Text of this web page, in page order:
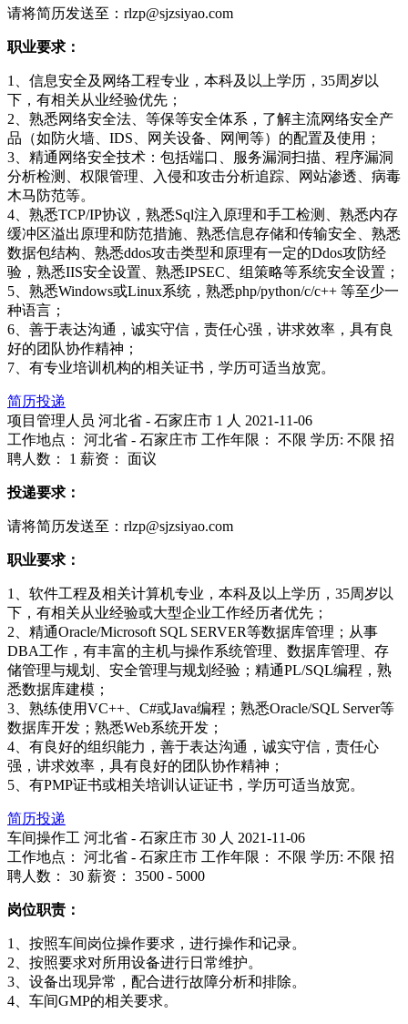
请将简历发送至：rlzp@sjzsiyao.com
职业要求：
1、信息安全及网络工程专业，本科及以上学历，35周岁以
下，有相关从业经验优先；
2、熟悉网络安全法、等保等安全体系，了解主流网络安全产
品（如防火墙、IDS、网关设备、网闸等）的配置及使用；
3、精通网络安全技术：包括端口、服务漏洞扫描、程序漏洞
分析检测、权限管理、入侵和攻击分析追踪、网站渗透、病毒
木马防范等。
4、熟悉TCP/IP协议，熟悉Sql注入原理和手工检测、熟悉内存
缓冲区溢出原理和防范措施、熟悉信息存储和传输安全、熟悉
数据包结构、熟悉ddos攻击类型和原理有一定的Ddos攻防经
验，熟悉IIS安全设置、熟悉IPSEC、组策略等系统安全设置；
5、熟悉Windows或Linux系统，熟悉php/python/c/c++ 等至少一
种语言；
6、善于表达沟通，诚实守信，责任心强，讲求效率，具有良
好的团队协作精神；
7、有专业培训机构的相关证书，学历可适当放宽。
简历投递
项目管理人员 河北省 - 石家庄市 1 人 2021-11-06
工作地点： 河北省 - 石家庄市 工作年限： 不限 学历: 不限 招
聘人数： 1 薪资： 面议
投递要求：
请将简历发送至：rlzp@sjzsiyao.com
职业要求：
1、软件工程及相关计算机专业，本科及以上学历，35周岁以
下，有相关从业经验或大型企业工作经历者优先；
2、精通Oracle/Microsoft SQL SERVER等数据库管理；从事
DBA工作，有丰富的主机与操作系统管理、数据库管理、存
储管理与规划、安全管理与规划经验；精通PL/SQL编程，熟
悉数据库建模；
3、熟练使用VC++、C#或Java编程；熟悉Oracle/SQL Server等
数据库开发；熟悉Web系统开发；
4、有良好的组织能力，善于表达沟通，诚实守信，责任心
强，讲求效率，具有良好的团队协作精神；
5、有PMP证书或相关培训认证证书，学历可适当放宽。
简历投递
车间操作工 河北省 - 石家庄市 30 人 2021-11-06
工作地点： 河北省 - 石家庄市 工作年限： 不限 学历: 不限 招
聘人数： 30 薪资： 3500 - 5000
岗位职责：
1、按照车间岗位操作要求，进行操作和记录。
2、按照要求对所用设备进行日常维护。
3、设备出现异常，配合进行故障分析和排除。
4、车间GMP的相关要求。